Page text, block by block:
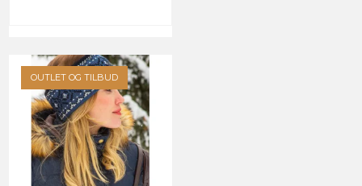
OUTLET OG TILBUD